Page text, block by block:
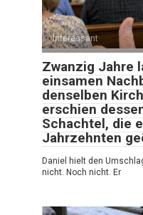
Interessant
Zwanzig Jahre
einsamen
denselben
erschien
Schachtel, die
Jahrzehnten
Daniel hielt den
nicht. Noch nicht. Er